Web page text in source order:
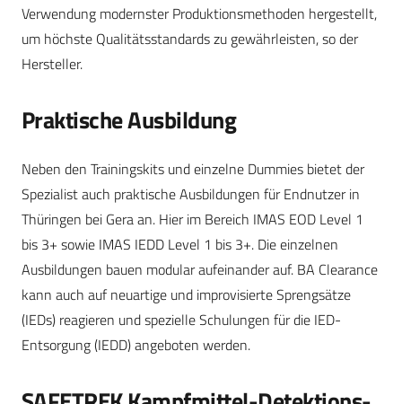
Verwendung modernster Produktionsmethoden hergestellt,
um höchste Qualitätsstandards zu gewährleisten, so der
Hersteller.
Praktische Ausbildung
Neben den Trainingskits und einzelne Dummies bietet der
Spezialist auch praktische Ausbildungen für Endnutzer in
Thüringen bei Gera an. Hier im Bereich IMAS EOD Level 1
bis 3+ sowie IMAS IEDD Level 1 bis 3+. Die einzelnen
Ausbildungen bauen modular aufeinander auf. BA Clearance
kann auch auf neuartige und improvisierte Sprengsätze
(IEDs) reagieren und spezielle Schulungen für die IED-
Entsorgung (IEDD) angeboten werden.